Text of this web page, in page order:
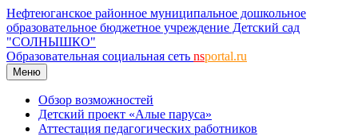
Нефтеюганское районное муниципальное дошкольное
образовательное бюджетное учреждение Детский сад
"СОЛНЫШКО"
Образовательная социальная сеть nsportal.ru
Меню
Обзор возможностей
Детский проект «Алые паруса»
Аттестация педагогических работников